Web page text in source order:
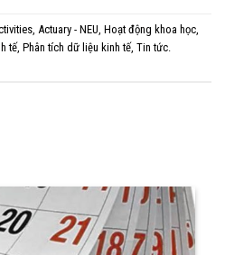
Actuary - NEU Hoạt động khoa học
tế Phân tích dữ liệu kinh tế Tin tức